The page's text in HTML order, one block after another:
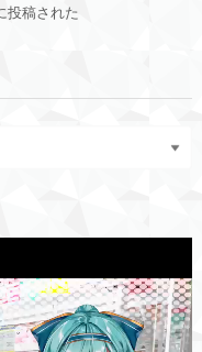
投稿された